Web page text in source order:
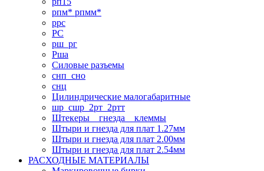
рпм* рпмм*
ррс
РС
рш_рг
Рша
Силовые разъемы
снп_сно
снц
Цилиндрические малогабаритные
шр_сшр_2рт_2ртт
Штекеры _ гнезда _ клеммы
Штыри и гнезда для плат 1.27мм
Штыри и гнезда для плат 2.00мм
Штыри и гнезда для плат 2.54мм
РАСХОДНЫЕ МАТЕРИАЛЫ